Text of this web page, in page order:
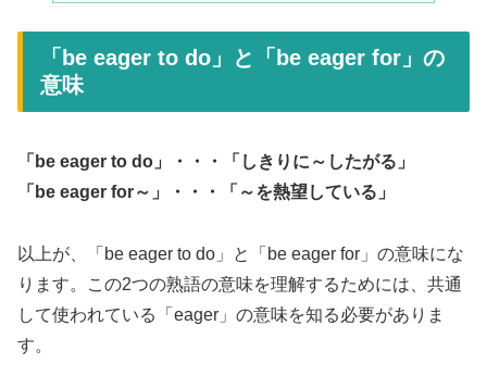
「be eager to do」と「be eager for」の
意味
「be eager to do」・・・「しきりに～したがる」
「be eager for～」・・・「～を熱望している」
以上が、「be eager to do」と「be eager for」の意味にな
ります。この2つの熟語の意味を理解するためには、共通
して使われている「eager」の意味を知る必要がありま
す。